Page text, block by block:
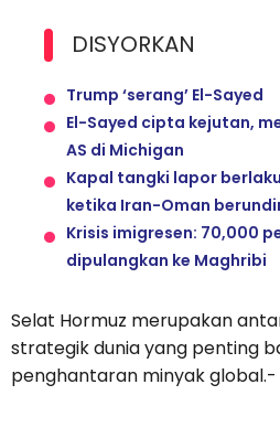
DISYORKAN
Trump ‘serang’ El-Sayed
El-Sayed cipta kejutan,
AS di Michigan
Kapal tangki lapor
ketika Iran-Oman
Krisis imigresen: 70,000
dipulangkan ke Maghribi
Selat Hormuz merupakan
strategik dunia yang penting
penghantaran minyak global.-